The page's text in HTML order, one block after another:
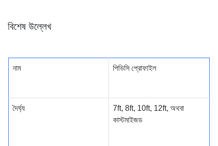
বিশেষ উল্লেখ
নাম পিভিসি প্রোফাইল
দৈর্ঘ্য
7ft, 8ft, 10ft, 12ft, অথবা
কাস্টমাইজড